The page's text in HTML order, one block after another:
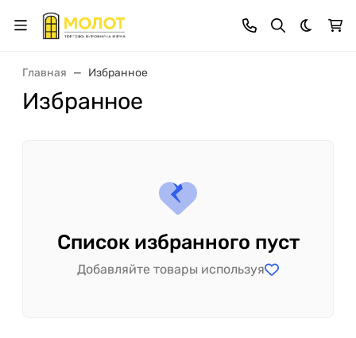
Темная
Главная Избранное
Избранное
Список избранного пуст
Добавляйте товары используя